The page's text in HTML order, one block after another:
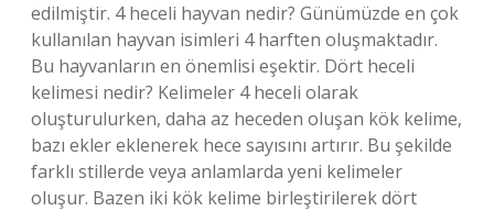
edilmiştir. 4 heceli hayvan nedir? Günümüzde en çok
kullanılan hayvan isimleri 4 harften oluşmaktadır.
Bu hayvanların en önemlisi eşektir. Dört heceli
kelimesi nedir? Kelimeler 4 heceli olarak
oluşturulurken, daha az heceden oluşan kök kelime,
bazı ekler eklenerek hece sayısını artırır. Bu şekilde
farklı stillerde veya anlamlarda yeni kelimeler
oluşur. Bazen iki kök kelime birleştirilerek dört